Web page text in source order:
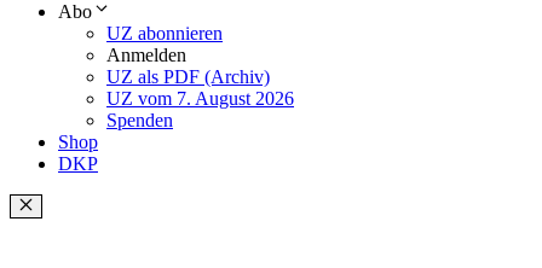
Abo
UZ abonnieren
Anmelden
UZ als PDF (Archiv)
UZ vom 7. August 2026
Spenden
Shop
DKP
Schließen